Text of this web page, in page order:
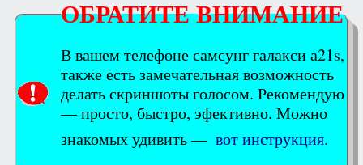
ОБРАТИТЕ ВНИМАНИЕ
В вашем телефоне самсунг галакси а21s,
также есть замечательная возможность
делать скриншоты голосом. Рекомендую
— просто, быстро, эфективно. Можно
знакомых удивить — вот инструкция.